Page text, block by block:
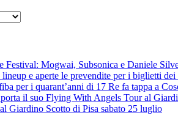
Mogwai, Subsonica e Daniele
e aperte le prevendite per i biglietti
per i quarant’anni di 17 Re fa tappa a
il suo Flying With Angels Tour al
Giardino Scotto di Pisa sabato 25 luglio